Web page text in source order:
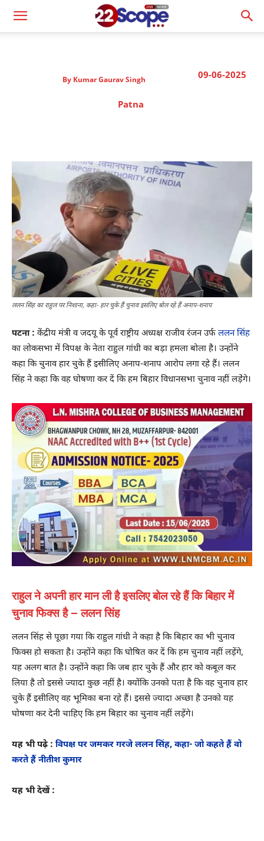
09-06-2025
By Kumar Gaurav Singh
Patna
ललन सिंह का राहुल पर निशाना, कहा- हार चुके हैं चुनाव इसलिए बोल रहे हैं अनाप-शनाप
पटना : केंद्रीय मंत्री व जदयू के पूर्व राष्ट्रीय अध्यक्ष राजीव रंजन उर्फ ललन सिंह
का लोकसभा में विपक्ष के नेता राहुल गांधी का बड़ा हमला बोला है। उन्होंने
कहा कि चुनाव हार चुके हैं इसीलिए अनाप-शनाप आरोप लगा रहे हैं। ललन
सिंह ने कहा कि वह घोषणा कर दें कि हम बिहार विधानसभा चुनाव नहीं लडे़ंगे।
राहुल ने अपनी हार मान ली है इसलिए बोल रहे हैं कि बिहार में
चुनाव फिक्स है – ललन सिंह
ललन सिंह से पूछा गया कि राहुल गांधी ने कहा है कि बिहार का भी चुनाव
फिक्स हो सकता है। उन्होंने कहा कि घोषित कर दें कि हम चुनाव नहीं लड़ेंगे,
यह अलग बात है। उन्होंने कहा कि जब हार चुके हैं और हार को कबूल कर
लिया है तो इससे ज्यादा कुछ नहीं है। क्योंकि उनको पता है कि वह चुनाव हार
चुके हैं इसीलिए वह भूमिका बना रहे हैं। इससे ज्यादा अच्छा है उनको यह
घोषणा कर देनी चाहिए कि हम बिहार का चुनाव नहीं लड़ेंगे।
यह भी पढ़े : विपक्ष पर जमकर गरजे ललन सिंह, कहा- जो कहते हैं वो
करते हैं नीतीश कुमार
यह भी देखें :